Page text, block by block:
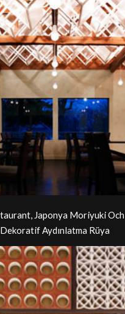
Japonya Moriyuki
Dekoratif Aydınlatma Rüya